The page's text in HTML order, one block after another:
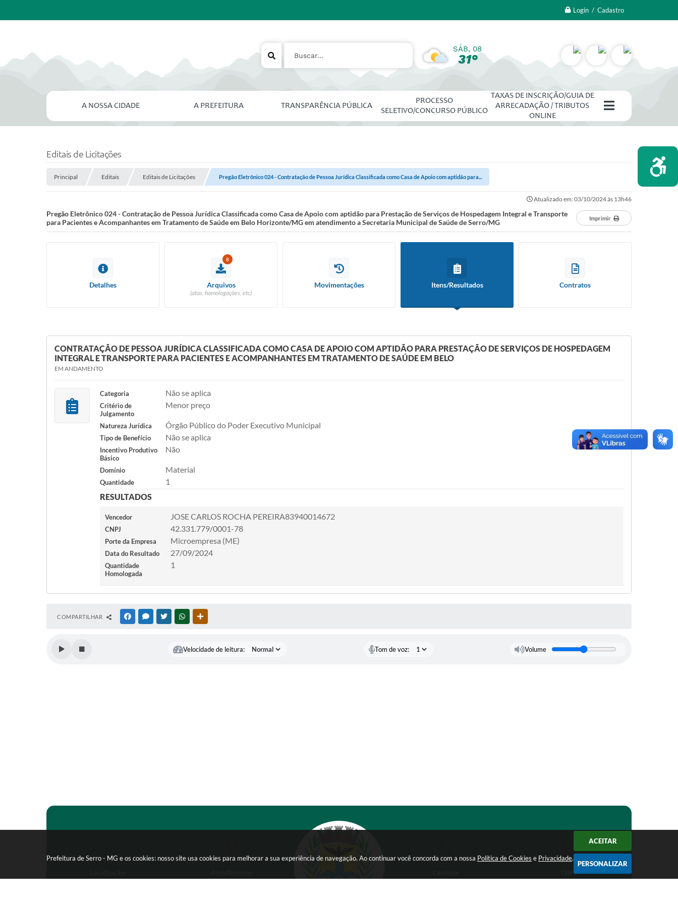
Prefeitura de Serro - MG e os cookies: nosso site usa cookies para melhorar a sua experiência de navegação. Ao continuar você concorda com a nossa Política de Cookies e Privacidade.
ACEITAR
PERSONALIZAR
Login / Cadastro
SÁB, 08
31°
A NOSSA CIDADE A PREFEITURA TRANSPARÊNCIA PÚBLICA
PROCESSO
SELETIVO/CONCURSO PÚBLICO
TAXAS DE INSCRIÇÃO/GUIA DE
ARRECADAÇÃO / TRIBUTOS
ONLINE
Editais de Licitações
Principal Editais Editais de Licitações Pregão Eletrônico 024 - Contratação de Pessoa Jurídica Classificada como Casa de Apoio com aptidão para...
Atualizado em: 03/10/2024 às 13h46
Pregão Eletrônico 024 - Contratação de Pessoa Jurídica Classificada como Casa de Apoio com aptidão para Prestação de Serviços de Hospedagem Integral e Transporte
para Pacientes e Acompanhantes em Tratamento de Saúde em Belo Horizonte/MG em atendimento a Secretaria Municipal de Saúde de Serro/MG
Imprimir
Detalhes
8
Arquivos
(atas, homologações, etc)
Movimentações Itens/Resultados Contratos
CONTRATAÇÃO DE PESSOA JURÍDICA CLASSIFICADA COMO CASA DE APOIO COM APTIDÃO PARA PRESTAÇÃO DE SERVIÇOS DE HOSPEDAGEM
INTEGRAL E TRANSPORTE PARA PACIENTES E ACOMPANHANTES EM TRATAMENTO DE SAÚDE EM BELO
EM ANDAMENTO
Categoria Não se aplica
Critério de
Julgamento
Menor preço
Natureza Jurídica Órgão Público do Poder Executivo Municipal
Tipo de Benefício Não se aplica
Incentivo Produtivo
Básico
Não
Domínio Material
Quantidade
1
RESULTADOS
Vencedor JOSE CARLOS ROCHA PEREIRA83940014672
CNPJ 42.331.779/0001-78
Porte da Empresa Microempresa (ME)
Data do Resultado 27/09/2024
Quantidade
Homologada
1
COMPARTILHAR FACEBOOKMESSENGER
TWITTERWHATSAPP
Velocidade de leitura: Tom de voz: Volume
CNPJ: